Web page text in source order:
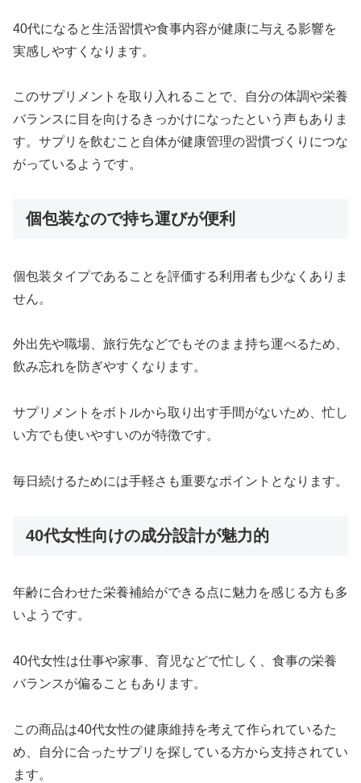
40代になると生活習慣や食事内容が健康に与える影響を
実感しやすくなります。
このサプリメントを取り入れることで、自分の体調や栄養
バランスに目を向けるきっかけになったという声もありま
す。サプリを飲むこと自体が健康管理の習慣づくりにつな
がっているようです。
個包装なので持ち運びが便利
個包装タイプであることを評価する利用者も少なくありま
せん。
外出先や職場、旅行先などでもそのまま持ち運べるため、
飲み忘れを防ぎやすくなります。
サプリメントをボトルから取り出す手間がないため、忙し
い方でも使いやすいのが特徴です。
毎日続けるためには手軽さも重要なポイントとなります。
40代女性向けの成分設計が魅力的
年齢に合わせた栄養補給ができる点に魅力を感じる方も多
いようです。
40代女性は仕事や家事、育児などで忙しく、食事の栄養
バランスが偏ることもあります。
この商品は40代女性の健康維持を考えて作られているた
め、自分に合ったサプリを探している方から支持されてい
ます。